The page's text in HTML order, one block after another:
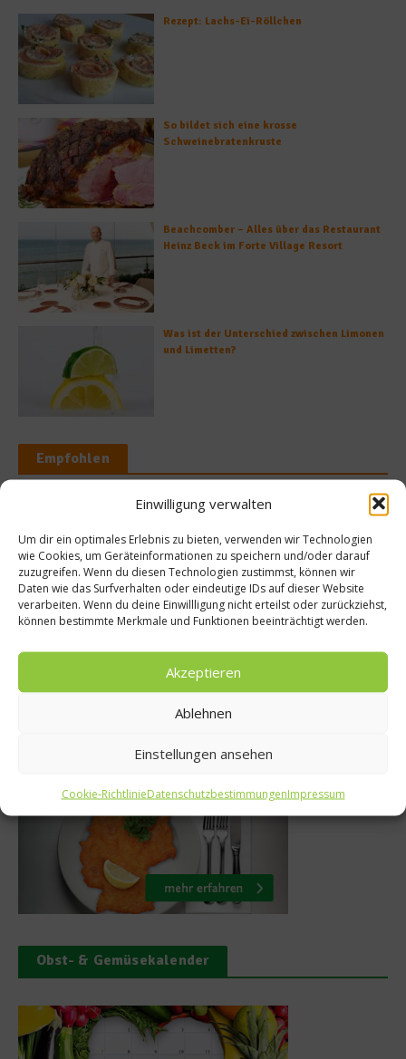
Einwilligung verwalten
Um dir ein optimales Erlebnis zu bieten, verwenden wir Technologien
wie Cookies, um Geräteinformationen zu speichern und/oder darauf
zuzugreifen. Wenn du diesen Technologien zustimmst, können wir
Daten wie das Surfverhalten oder eindeutige IDs auf dieser Website
verarbeiten. Wenn du deine Einwillligung nicht erteilst oder zurückziehst,
können bestimmte Merkmale und Funktionen beeinträchtigt werden.
Akzeptieren
Ablehnen
Einstellungen ansehen
Cookie-RichtlinieDatenschutzbestimmungenImpressum
Rezept: Lachs-Ei-Röllchen
So bildet sich eine krosse
Schweinebratenkruste
Beachcomber – Alles über das Restaurant
Heinz Beck im Forte Village Resort
Was ist der Unterschied zwischen Limonen
und Limetten?
Empfohlen
News
der
in Ischgl
Gastro
Jubiläum
15 Jahre
Obst- & Gemüsekalender